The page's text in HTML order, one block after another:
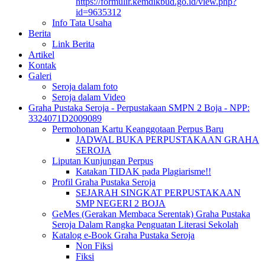
id=9635312
Info Tata Usaha
Berita
Link Berita
Artikel
Kontak
Galeri
Seroja dalam foto
Seroja dalam Video
Graha Pustaka Seroja - Perpustakaan SMPN 2 Boja - NPP:
3324071D2009089
Permohonan Kartu Keanggotaan Perpus Baru
JADWAL BUKA PERPUSTAKAAN GRAHA
SEROJA
Liputan Kunjungan Perpus
Katakan TIDAK pada Plagiarisme!!
Profil Graha Pustaka Seroja
SEJARAH SINGKAT PERPUSTAKAAN
SMP NEGERI 2 BOJA
GeMes (Gerakan Membaca Serentak) Graha Pustaka
Seroja Dalam Rangka Penguatan Literasi Sekolah
Katalog e-Book Graha Pustaka Seroja
Non Fiksi
Fiksi